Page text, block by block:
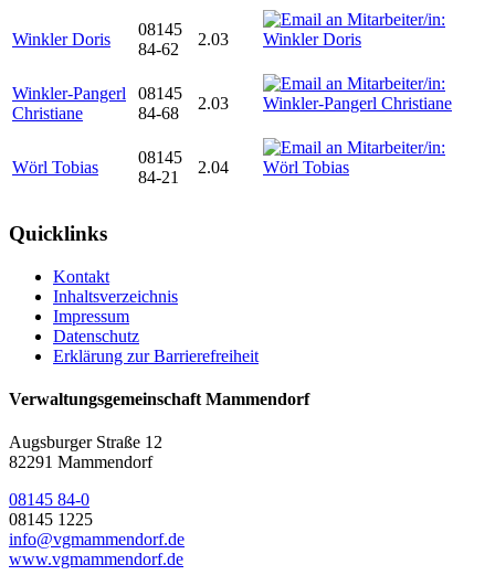
Winkler Doris
08145
84-62
2.03
Winkler-Pangerl
Christiane
08145
84-68
2.03
Wörl Tobias
08145
84-21
2.04
Quicklinks
Kontakt
Inhaltsverzeichnis
Impressum
Datenschutz
Erklärung zur Barrierefreiheit
Verwaltungsgemeinschaft Mammendorf
Augsburger Straße 12
82291 Mammendorf
08145 84-0
08145 1225
info@vgmammendorf.de
www.vgmammendorf.de